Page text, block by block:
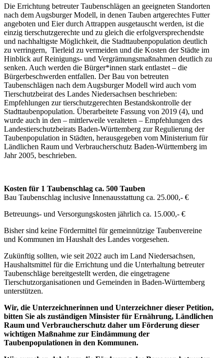
Die Errichtung betreuter Taubenschlägen an geeigneten Standorten
nach dem Augsburger Modell, in denen Tauben artgerechtes Futter
angeboten und Eier durch Attrappen ausgetauscht werden, ist die
einzig tierschutzgerechte und zu gleich die erfolgversprechendste
und nachhaltigste Möglichkeit, die Stadttaubenpopulation deutlich
zu verringern, Tierleid zu vermeiden und die Kosten der Städte im
Hinblick auf Reinigungs- und Vergrämungsmaßnahmen deutlich zu
senken. Auch werden die Bürger*innen stark entlastet – die
Bürgerbeschwerden entfallen. Der Bau von betreuten
Taubenschlägen nach dem Augsburger Modell wird auch vom
Tierschutzbeirat des Landes Niedersachsen beschrieben:
Empfehlungen zur tierschutzgerechten Bestandskontrolle der
Stadttaubenpopulation. Überarbeitete Fassung von 2019 (4), und
wurde auch in den – mittlerweile veralteten – Empfehlungen des
Landestierschutzbeirats Baden-Württemberg zur Regulierung der
Taubenpopulation in Städten, herausgegeben vom Ministerium für
Ländlichen Raum und Verbraucherschutz Baden-Württemberg im
Jahr 2005, beschrieben.
Kosten für 1 Taubenschlag ca. 500 Tauben
Bau Taubenschlag inclusive Innenausstattung ca. 25.000,- €
Betreuungs- und Versorgungskosten jährlich ca. 15.000,- €
Bisher sind keine Fördermittel für gemeinnützige Taubenvereine
und Kommunen im Haushalt des Landes vorgesehen.
Zukünftig sollten, wie seit 2022 auch im Land Niedersachsen,
Haushaltsmittel für die Errichtung und die Unterhaltung betreuter
Taubenschläge bereitgestellt werden, die eingetragene
Tierschutzorganisationen und Gemeinden in Baden-Württemberg
unterstützen.
Wir, die Unterzeichnerinnen und Unterzeichner dieser Petition,
bitten Sie als zuständigen Minsister für Ernährung, Ländlichen
Raum und Verbraucherschutz daher um Förderung dieser
wichtigen Maßnahme zur Eindämmung der
Taubenpopulationen in den Kommunen.